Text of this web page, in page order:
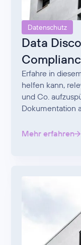
Datenschutz
Data
Erfahre in
helfen kann,
und Co.
Dokumentation
Mehr erfahren